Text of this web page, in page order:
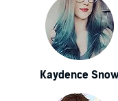
Kaydence